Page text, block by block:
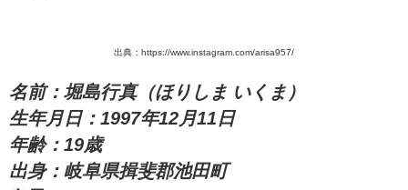
出典：https://www.instagram.com/arisa957/
名前：堀島行真（ほりしま いくま）
生年月日：1997年12月11日
年齢：19歳
出身：岐阜県揖斐郡池田町